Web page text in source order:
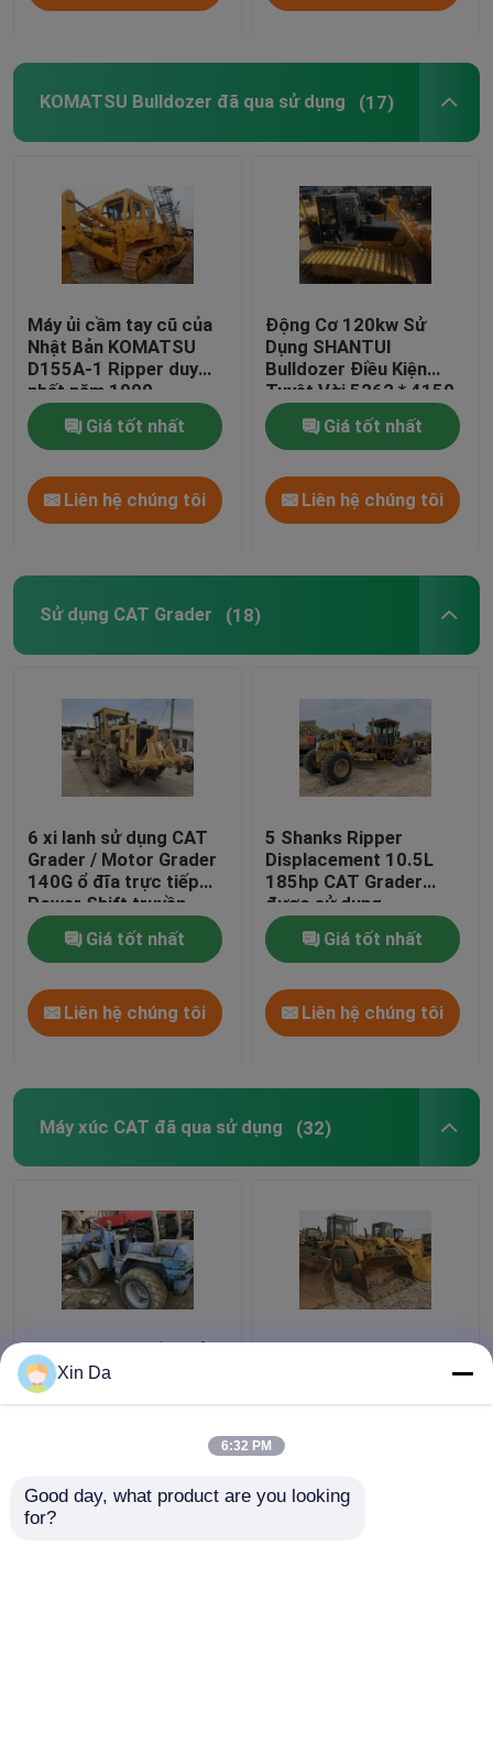
KOMATSU Bulldozer đã qua sử dụng (17)
Máy ủi cầm tay cũ của
Nhật Bản KOMATSU
D155A-1 Ripper duy
nhất năm 1990
Giá tốt nhất
Liên hệ chúng tôi
Động Cơ 120kw Sử
Dụng SHANTUI
Bulldozer Điều Kiện
Tuyệt Vời 5262 * 4150
* 3074 mét
Giá tốt nhất
Liên hệ chúng tôi
Sử dụng CAT Grader (18)
6 xi lanh sử dụng CAT
Grader / Motor Grader
140G ổ đĩa trực tiếp
Power Shift truyền
Giá tốt nhất
Liên hệ chúng tôi
5 Shanks Ripper
Displacement 10.5L
185hp CAT Grader
được sử dụng
Giá tốt nhất
Liên hệ chúng tôi
Máy xúc CAT đã qua sử dụng (32)
Máy xúc bánh lốp nhỏ
sử dụng TCM 806 Máy
xúc lật sử dụng tải
Caterpillar Máy xúc lật
tay thứ hai 938F Bộ kẹp
Xin Da
6:32 PM
Good day, what product are you looking
for?